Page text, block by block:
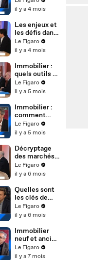
l'instant, ça
il y a 4 mois
Les enjeux et
les défis dans
l'immobilier
neuf
Le Figaro
il y a 4 mois
Immobilier :
quels outils et
quels leviers
pour bien
Le Figaro
il y a 5 mois
Immobilier :
comment
évoluent les
marchés
Le Figaro
il y a 5 mois
Décryptage
des marchés
et des
conditions
Le Figaro
il y a 6 mois
Quelles sont
les clés de
l’immobilier
en 2026 ?
Le Figaro
il y a 6 mois
Immobilier
neuf et ancien
: entre retour
de confiance
Le Figaro
il y a 7 mois